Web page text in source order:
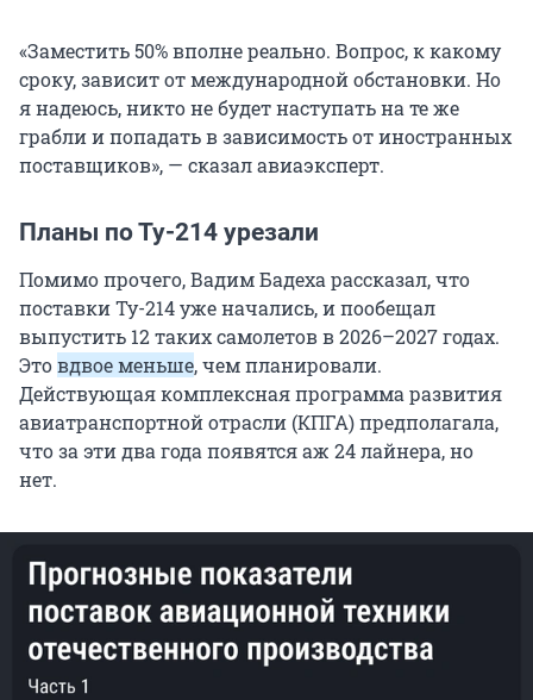
«Заместить 50% вполне реально. Вопрос, к какому
сроку, зависит от международной обстановки. Но
я надеюсь, никто не будет наступать на те же
грабли и попадать в зависимость от иностранных
поставщиков», — сказал авиаэксперт.
Планы по Ту-214 урезали
Помимо прочего, Вадим Бадеха рассказал, что
поставки Ту-214 уже начались, и пообещал
выпустить 12 таких самолетов в 2026–2027 годах.
Этовдвое меньше, чем планировали.
Действующая комплексная программа развития
авиатранспортной отрасли (КПГА) предполагала,
что за эти два года появятся аж 24 лайнера, но
нет.